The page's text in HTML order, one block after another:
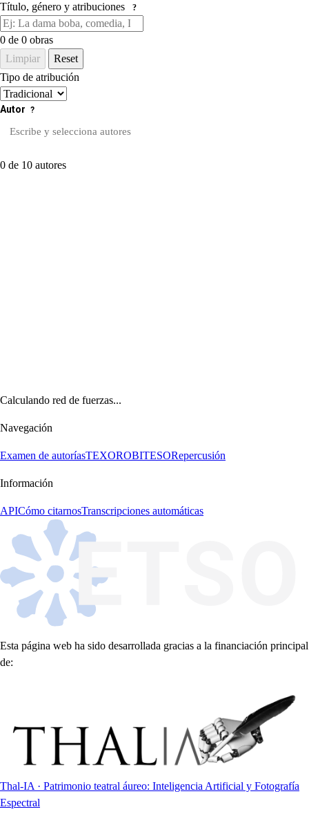
Título, género y atribuciones ?
0 de 0 obras
Limpiar
Reset
Tipo de atribución
Autor ?
0 de 10 autores
Calculando red de fuerzas...
Navegación
Examen de autoríasTEXOROBITESORepercusión
Información
APICómo citarnosTranscripciones automáticas
Esta página web ha sido desarrollada gracias a la financiación principal
de:
Thal-IA · Patrimonio teatral áureo: Inteligencia Artificial y Fotografía
Espectral